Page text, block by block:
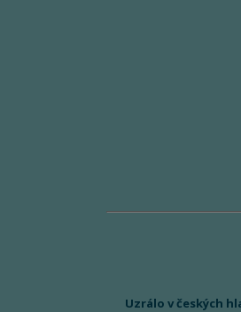
Uzrálo v českých